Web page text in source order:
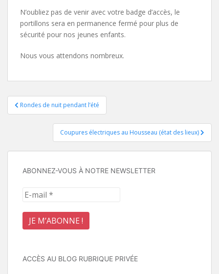
N’oubliez pas de venir avec votre badge d’accès, le
portillons sera en permanence fermé pour plus de
sécurité pour nos jeunes enfants.
Nous vous attendons nombreux.
Navigation
Rondes de nuit pendant l’été
Coupures électriques au Housseau (état des lieux)
ABONNEZ-VOUS À NOTRE NEWSLETTER
ACCÈS AU BLOG RUBRIQUE PRIVÉE